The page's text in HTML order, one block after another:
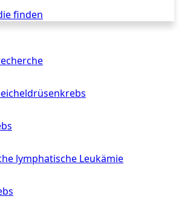
finden
lymphatische Leukämie